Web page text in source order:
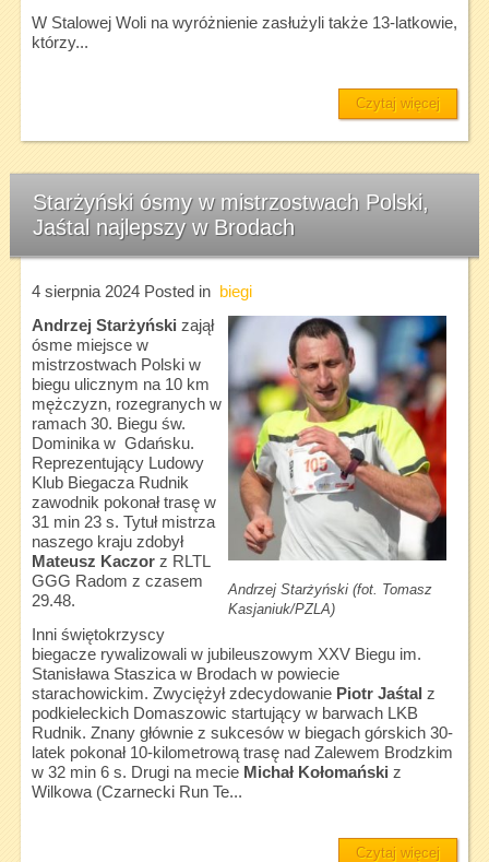
W Stalowej Woli na wyróżnienie zasłużyli także 13-latkowie,
którzy...
Czytaj więcej
Starżyński ósmy w mistrzostwach Polski,
Jaśtal najlepszy w Brodach
4 sierpnia 2024Posted in biegi
Andrzej Starżyński (fot. Tomasz
Kasjaniuk/PZLA)
Andrzej Starżyński zajął
ósme miejsce w
mistrzostwach Polski w
biegu ulicznym na 10 km
mężczyzn, rozegranych w
ramach 30. Biegu św.
Dominika w Gdańsku.
Reprezentujący Ludowy
Klub Biegacza Rudnik
zawodnik pokonał trasę w
31 min 23 s. Tytuł mistrza
naszego kraju zdobył
Mateusz Kaczorz RLTL
GGG Radom z czasem
29.48.
Inni świętokrzyscy
biegacze rywalizowali w jubileuszowym XXV Biegu im.
Stanisława Staszica w Brodach w powiecie
starachowickim. Zwyciężył zdecydowanie Piotr Jaśtal z
podkieleckich Domaszowic startujący w barwach LKB
Rudnik. Znany głównie z sukcesów w biegach górskich 30-
latek pokonał 10-kilometrową trasę nad Zalewem Brodzkim
w 32 min 6 s. Drugi na mecie Michał Kołomański z
Wilkowa (Czarnecki Run Te...
Czytaj więcej